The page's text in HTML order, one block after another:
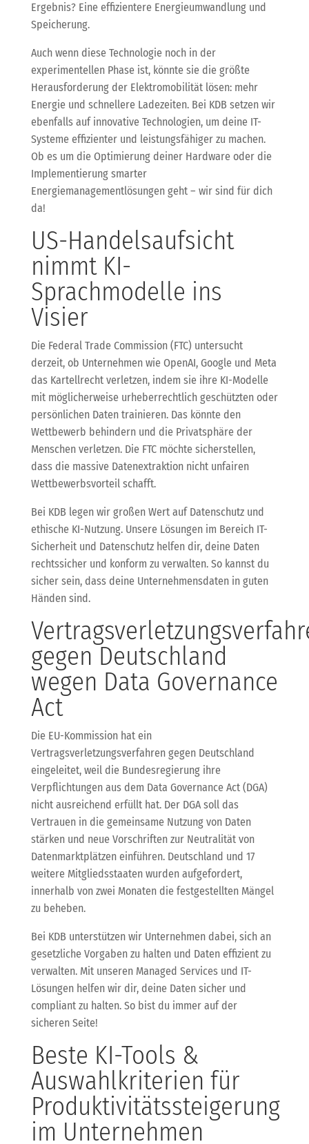
Ergebnis? Eine effizientere Energieumwandlung und
Speicherung.
Auch wenn diese Technologie noch in der
experimentellen Phase ist, könnte sie die größte
Herausforderung der Elektromobilität lösen: mehr
Energie und schnellere Ladezeiten. Bei KDB setzen wir
ebenfalls auf innovative Technologien, um deine IT-
Systeme effizienter und leistungsfähiger zu machen.
Ob es um die Optimierung deiner Hardware oder die
Implementierung smarter
Energiemanagementlösungen geht – wir sind für dich
da!
US-Handelsaufsicht
nimmt KI-
Sprachmodelle ins
Visier
Die Federal Trade Commission (FTC) untersucht
derzeit, ob Unternehmen wie OpenAI, Google und Meta
das Kartellrecht verletzen, indem sie ihre KI-Modelle
mit möglicherweise urheberrechtlich geschützten oder
persönlichen Daten trainieren. Das könnte den
Wettbewerb behindern und die Privatsphäre der
Menschen verletzen. Die FTC möchte sicherstellen,
dass die massive Datenextraktion nicht unfairen
Wettbewerbsvorteil schafft.
Bei KDB legen wir großen Wert auf Datenschutz und
ethische KI-Nutzung. Unsere Lösungen im Bereich IT-
Sicherheit und Datenschutz helfen dir, deine Daten
rechtssicher und konform zu verwalten. So kannst du
sicher sein, dass deine Unternehmensdaten in guten
Händen sind.
gegen Deutschland
wegen Data Governance
Act
Die EU-Kommission hat ein
Vertragsverletzungsverfahren gegen Deutschland
eingeleitet, weil die Bundesregierung ihre
Verpflichtungen aus dem Data Governance Act (DGA)
nicht ausreichend erfüllt hat. Der DGA soll das
Vertrauen in die gemeinsame Nutzung von Daten
stärken und neue Vorschriften zur Neutralität von
Datenmarktplätzen einführen. Deutschland und 17
weitere Mitgliedsstaaten wurden aufgefordert,
innerhalb von zwei Monaten die festgestellten Mängel
zu beheben.
Bei KDB unterstützen wir Unternehmen dabei, sich an
gesetzliche Vorgaben zu halten und Daten effizient zu
verwalten. Mit unseren Managed Services und IT-
Lösungen helfen wir dir, deine Daten sicher und
compliant zu halten. So bist du immer auf der
sicheren Seite!
Beste KI-Tools &
Auswahlkriterien für
Produktivitätssteigerung
im Unternehmen